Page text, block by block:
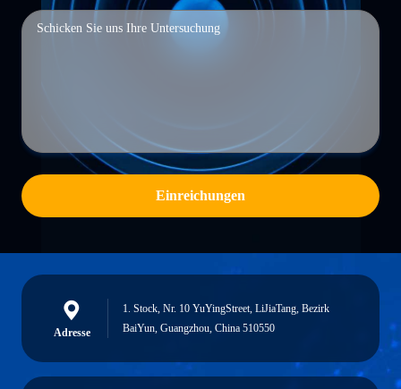
Einreichungen
Adresse
1. Stock, Nr. 10 YuYingStreet, LiJiaTang, Bezirk
BaiYun, Guangzhou, China 510550